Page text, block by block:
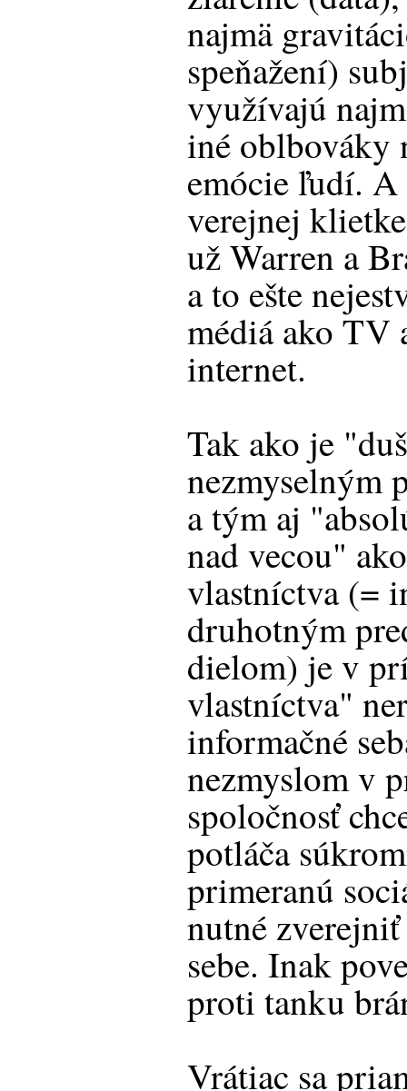
najmä
speňažení)
využívajú
iné oblbováky
emócie ľudí.
verejnej
už Warren a
a to ešte
médiá ako TV
internet.
Tak ako je
nezmyselným
a tým aj
nad vecou"
vlastníctva (=
druhotným
dielom) je v
vlastníctva"
informačné
nezmyslom v
spoločnosť
potláča
primeranú
nutné
sebe. Inak
proti tanku
Vrátiac sa